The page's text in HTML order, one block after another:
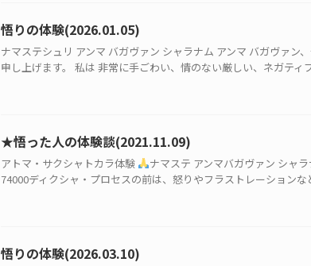
悟りの体験(2026.01.05)
ナマステシュリ アンマ バガヴァン シャラナム アンマ バガヴァ
申し上げます。 私は 非常に手ごわい、情のない厳しい、ネガティ
★悟った人の体験談(2021.11.09)
アトマ・サクシャトカラ体験 ナマステ アンマバガヴァン シャラ
74000ディクシャ・プロセスの前は、怒りやフラストレーションな
悟りの体験(2026.03.10)